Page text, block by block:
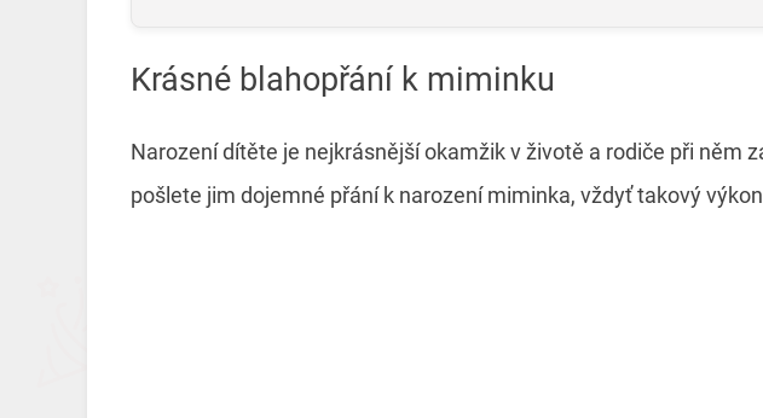
Krásné blahopřání k miminku
Narození dítěte je nejkrásnější okamžik v životě a rodiče při něm
pošlete jim dojemné přání k narození miminka, vždyť takový výkon